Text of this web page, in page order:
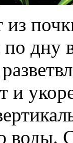
из
дну
и
воды.